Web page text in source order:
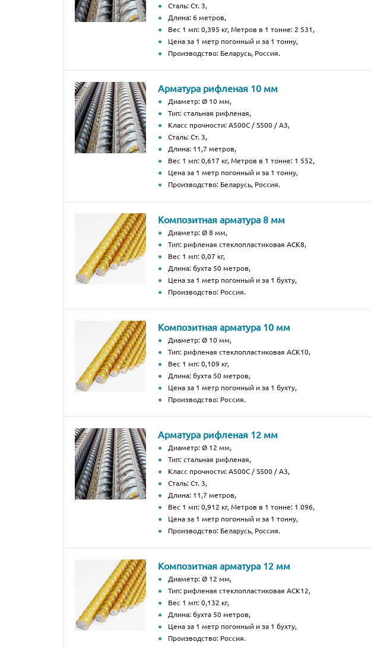
Сталь: Ст. 3,
Длина: 6 метров,
Вес 1 мп: 0,395 кг, Метров в 1 тонне: 2 531,
Цена за 1 метр погонный и за 1 тонну,
Производство: Беларусь, Россия.
Арматура рифленая 10 мм
Диаметр: Ø 10 мм,
Тип: стальная рифленая,
Класс прочности: А500С / S500 / А3,
Сталь: Ст. 3,
Длина: 11,7 метров,
Вес 1 мп: 0,617 кг, Метров в 1 тонне: 1 552,
Цена за 1 метр погонный и за 1 тонну,
Производство: Беларусь, Россия.
Композитная арматура 8 мм
Диаметр: Ø 8 мм,
Тип: рифленая стеклопластиковая АСК8,
Вес 1 мп: 0,07 кг,
Длина: бухта 50 метров,
Цена за 1 метр погонный и за 1 бухту,
Производство: Россия.
Композитная арматура 10 мм
Диаметр: Ø 10 мм,
Тип: рифленая стеклопластиковая АСК10,
Вес 1 мп: 0,109 кг,
Длина: бухта 50 метров,
Цена за 1 метр погонный и за 1 бухту,
Производство: Россия.
Арматура рифленая 12 мм
Диаметр: Ø 12 мм,
Тип: стальная рифленая,
Класс прочности: А500С / S500 / А3,
Сталь: Ст. 3,
Длина: 11,7 метров,
Вес 1 мп: 0,912 кг, Метров в 1 тонне: 1 096,
Цена за 1 метр погонный и за 1 тонну,
Производство: Беларусь, Россия.
Композитная арматура 12 мм
Диаметр: Ø 12 мм,
Тип: рифленая стеклопластиковая АСК12,
Вес 1 мп: 0,132 кг,
Длина: бухта 50 метров,
Цена за 1 метр погонный и за 1 бухту,
Производство: Россия.